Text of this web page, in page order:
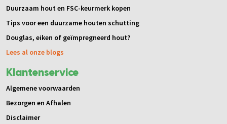
Duurzaam hout en FSC-keurmerk kopen
Tips voor een duurzame houten schutting
Douglas, eiken of geïmpregneerd hout?
Lees al onze blogs
Klantenservice
Algemene voorwaarden
Bezorgen en Afhalen
Disclaimer